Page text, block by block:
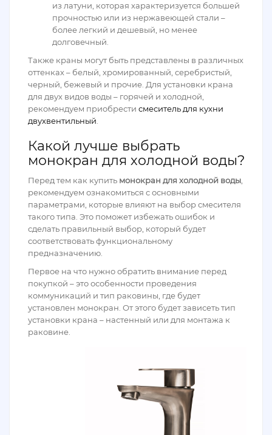
из латуни, которая характеризуется большей
прочностью или из нержавеющей стали –
более легкий и дешевый, но менее
долговечный.
Также краны могут быть представлены в различных
оттенках – белый, хромированный, серебристый,
черный, бежевый и прочие. Для установки крана
для двух видов воды – горячей и холодной,
рекомендуем приобрести смеситель для кухни
двухвентильный
Какой лучше выбрать
монокран для холодной воды?
Перед тем как купить монокран для холодной воды
рекомендуем ознакомиться с основными
параметрами, которые влияют на выбор смесителя
такого типа. Это поможет избежать ошибок и
сделать правильный выбор, который будет
соответствовать функциональному
предназначению.
Первое на что нужно обратить внимание перед
покупкой – это особенности проведения
коммуникаций и тип раковины, где будет
установлен монокран. От этого будет зависеть тип
установки крана – настенный или для монтажа к
раковине.